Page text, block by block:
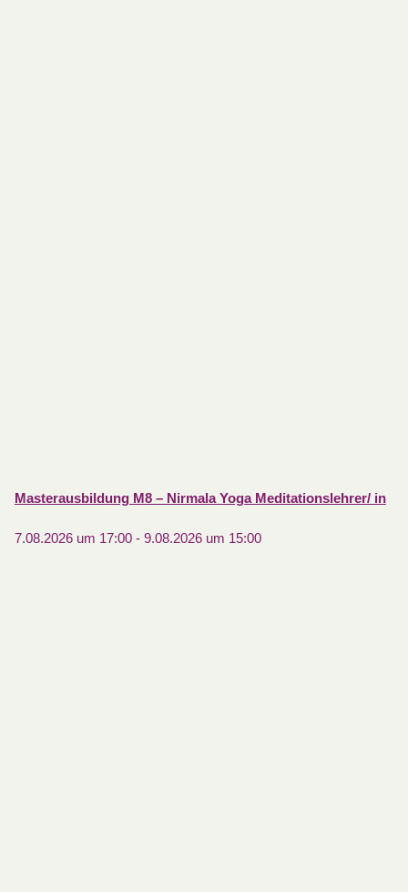
Masterausbildung M8 – Nirmala Yoga Meditationslehrer/ in
7.08.2026 um 17:00- 9.08.2026 um 15:00